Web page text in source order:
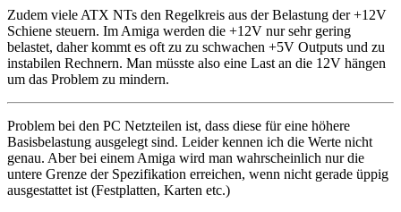
Zudem viele ATX NTs den Regelkreis aus der Belastung der +12V
Schiene steuern. Im Amiga werden die +12V nur sehr gering
belastet, daher kommt es oft zu zu schwachen +5V Outputs und zu
instabilen Rechnern. Man müsste also eine Last an die 12V hängen
um das Problem zu mindern.
Problem bei den PC Netzteilen ist, dass diese für eine höhere
Basisbelastung ausgelegt sind. Leider kennen ich die Werte nicht
genau. Aber bei einem Amiga wird man wahrscheinlich nur die
untere Grenze der Spezifikation erreichen, wenn nicht gerade üppig
ausgestattet ist (Festplatten, Karten etc.)